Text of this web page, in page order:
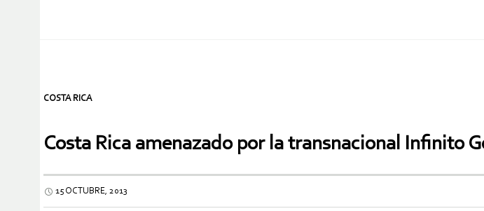
COSTA RICA
Costa Rica amenazado por la transnacional Infinito
15 OCTUBRE, 2013